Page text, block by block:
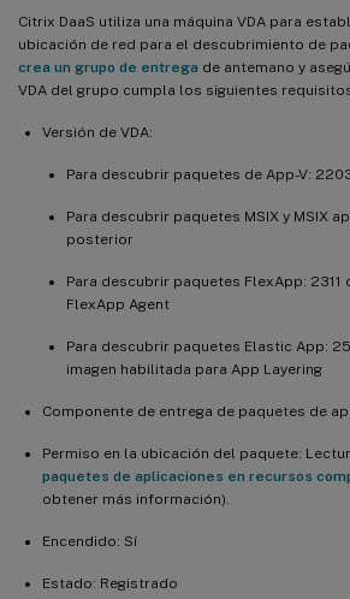
Citrix DaaS utiliza una máquina VDA para
ubicación de red para el descubrimiento de
crea un grupo de entrega de antemano y
VDA del grupo cumpla los siguientes
Versión de VDA:
Para descubrir paquetes de App-V:
Para descubrir paquetes MSIX y MSIX
posterior
Para descubrir paquetes FlexApp:
FlexApp Agent
Para descubrir paquetes Elastic App:
imagen habilitada para App Layering
Componente de entrega de paquetes de
Permiso en la ubicación del paquete:
paquetes de aplicaciones en recursos
obtener más información).
Encendido: Sí
Estado: Registrado